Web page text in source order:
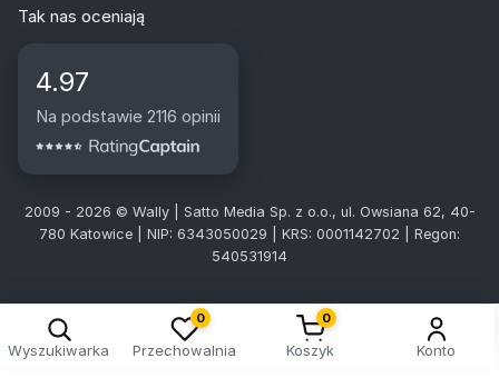
Tak nas oceniają
4.97
Na podstawie 2116 opinii
2009 - 2026 © Wally | Satto Media Sp. z o.o., ul. Owsiana 62, 40-
780 Katowice | NIP: 6343050029 | KRS: 0001142702 | Regon:
540531914
Wyszukiwarka
0
Przechowalnia
0
Koszyk Konto
Kreator doboru tablic